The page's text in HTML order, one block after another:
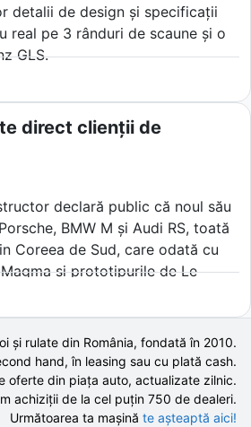
detalii de design și specificații
real pe 3 rânduri de scaune și o
GLS.
direct clienții de
declară public că noul său
BMW M și Audi RS, toată
Coreea de Sud, care odată cu
și prototipurile de Le
șoferi din Europa de Est.
și rulate din România, fondată în 2010.
hand,în leasing sau cu plată cash.
oferte din piața auto, actualizate zilnic.
achiziții de la cel puțin 750 de dealeri.
Următoarea ta mașină te așteaptă aici!